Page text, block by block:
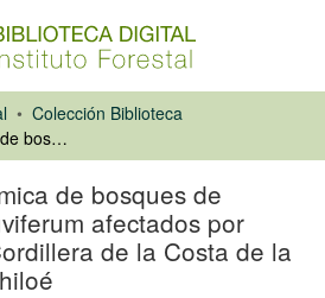
Colección Biblioteca
Estructura y dinámica de bosques de Pilgerodendron uviferum afectados por incendios en la Cordillera de la Costa de la Isla Grande de Chiloé
de bosques de
afectados por
de la Costa de la